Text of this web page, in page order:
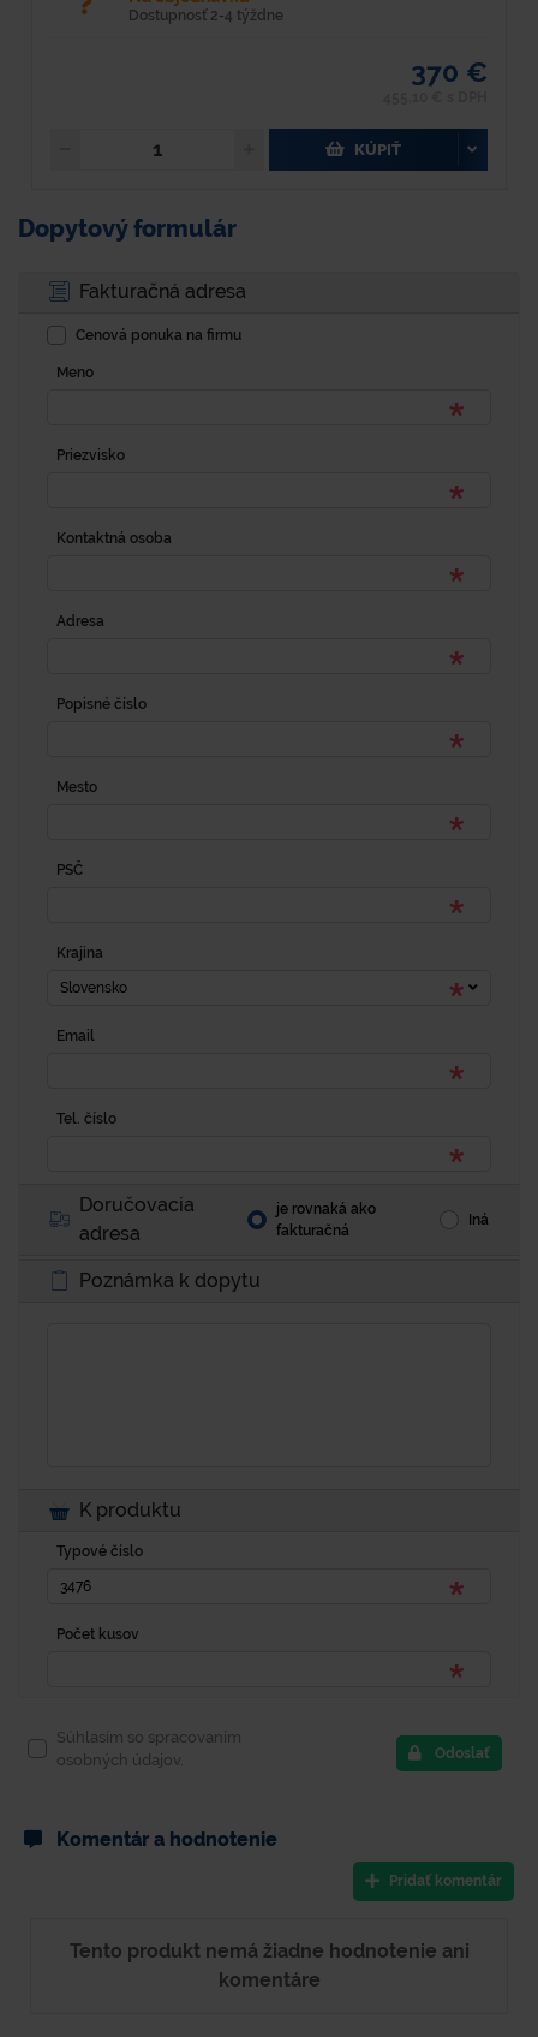
Dostupnosť 2-4 týždne
370 €
KÚPIŤ
Dopytový formulár
Fakturačná adresa
Cenová ponuka na firmu
Meno
Priezvisko
Kontaktná osoba
Adresa
Popisné číslo
Mesto
PSČ
Krajina
Slovensko
Email
Tel. číslo
Doručovacia
adresa
je rovnaká ako
fakturačná
Iná
Poznámka k dopytu
K produktu
Typové číslo
Počet kusov
Súhlasím so spracovaním
osobných údajov.
Odoslať
Komentár a hodnotenie
Pridať komentár
Tento produkt nemá žiadne hodnotenie ani
komentáre